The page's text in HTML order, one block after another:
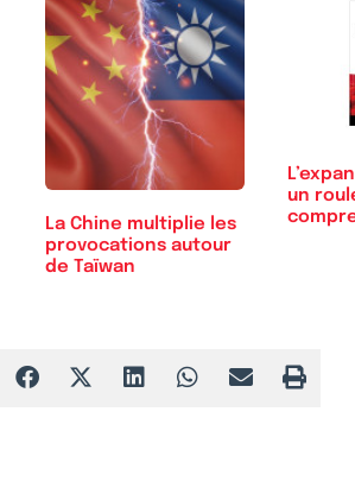
La Chine multiplie les
provocations autour
de Taïwan
un